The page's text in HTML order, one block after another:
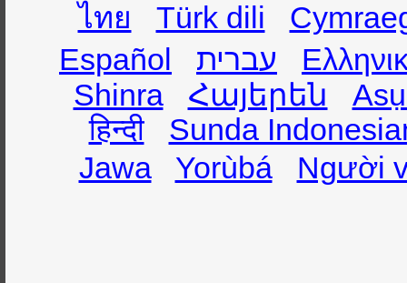
ไทย
Türk dili
Español
עברית
Shinra
Հայերեն
हिन्दी
Sunda
Jawa
Yorùbá Người